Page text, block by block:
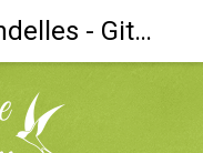
La grange aux hirondelles - Gite à Chambles - Loire 42